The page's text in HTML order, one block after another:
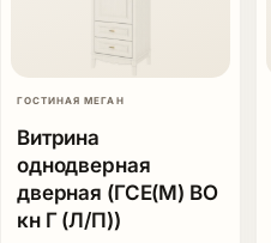
ГОСТИНАЯ МЕГАН
Витрина
однодверная
дверная (ГСЕ(М) ВО
кн Г (Л/П))